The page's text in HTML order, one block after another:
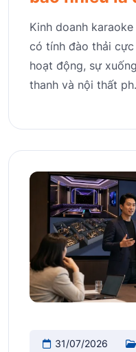
Kinh doanh
có tính đào thải
hoạt động, sự
thanh và nội thất ph.
31/07/2026